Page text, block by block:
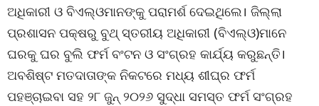
ଅଧିକାରୀ ଓ ବିଏଲ୍‌ଓମାନଙ୍କୁ ପରାମର୍ଶ ଦେଇଥିଲେ। ଜିଲ୍ଲା
ପ୍ରଶାସନ ପକ୍ଷରୁ ବୁଥ୍ ସ୍ତରୀୟ ଅଧିକାରୀ (ବିଏଲ୍‌ଓ)ମାନେ
ଘରକୁ ଘର ବୁଲି ଫର୍ମ ବଂଟନ ଓ ସଂଗ୍ରହ କାର୍ଯ୍ୟ କରୁଛନ୍ତି।
ଅବଶିଷ୍ଟ ମତଦାତାଙ୍କ ନିକଟରେ ମଧ୍ୟ ଶୀଘ୍ର ଫର୍ମ
ପହଞ୍ଚାଇବା ସହ ୨୮ ଜୁନ୍ ୨୦୨୬ ସୁଦ୍ଧା ସମସ୍ତ ଫର୍ମ ସଂଗ୍ରହ